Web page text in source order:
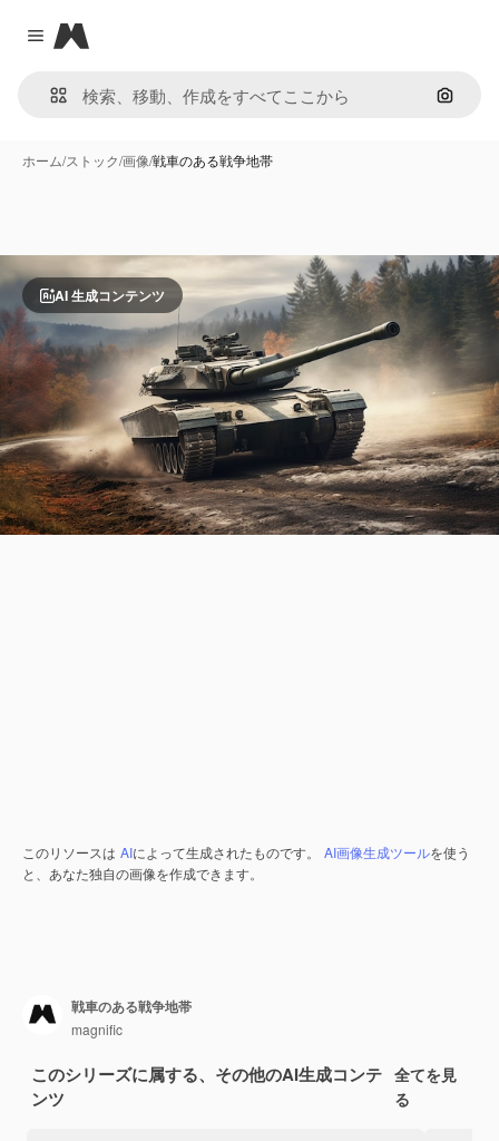
Close menu
Magnific
画像で
ホーム/ストック/画像/戦車のある戦争地帯
AI 生成コンテンツ
このリソースは AIによって生成されたものです。 AI画像生成ツールを使う
と、あなた独自の画像を作成できます。
戦車のある戦争地帯
magnific
このシリーズに属する、その他のAI生成コンテ
ンツ
全てを見
る